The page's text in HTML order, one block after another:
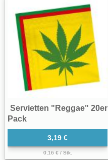
Servietten "Reggae" 20er
Pack
3,19 €
0,16 € / Stk.